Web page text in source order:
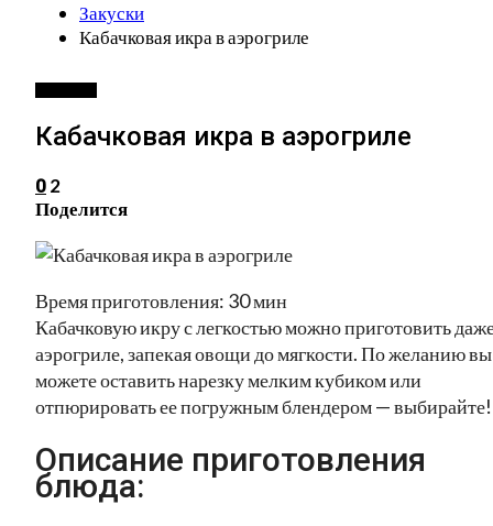
Закуски
Кабачковая икра в аэрогриле
Кабачковая икра в аэрогриле
0 2
Поделится
Время приготовления: 30 мин
Кабачковую икру с легкостью можно приготовить
аэрогриле, запекая овощи до мягкости. По желанию вы
можете оставить нарезку мелким кубиком или
отпюрировать ее погружным блендером — выбирайте!
Описание приготовления
блюда: